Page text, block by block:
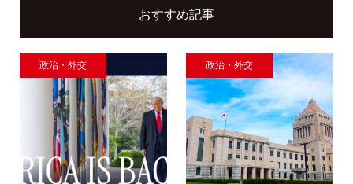
おすすめ記事
政治・外交 政治・外交